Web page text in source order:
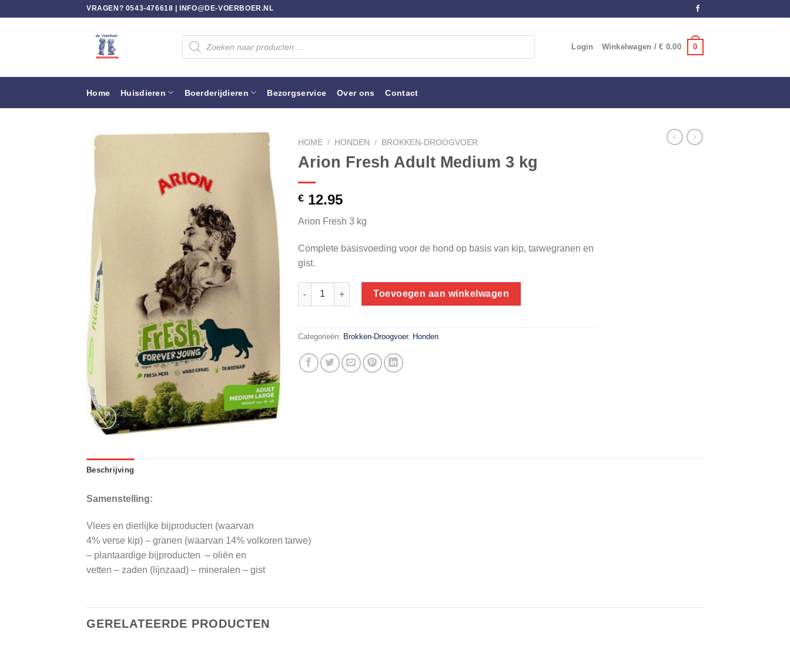
VRAGEN? 0543-476618 | INFO@DE-VOERBOER.NL
Producten
zoeken
Login Winkelwagen /€ 0.00 0
Home Huisdieren Boerderijdieren Bezorgservice Over ons Contact
HOME / HONDEN / BROKKEN-DROOGVOER
Arion Fresh Adult Medium 3 kg
€ 12.95
Arion Fresh 3 kg
Complete basisvoeding voor de hond op basis van kip, tarwegranen en
gist.
Arion Fresh Adult Medium 3 kg aantal
Toevoegen aan winkelwagen
Categorieën: Brokken-Droogvoer, Honden
Beschrijving
Samenstelling:
Vlees en dierlijke bijproducten (waarvan
4% verse kip) – granen (waarvan 14% volkoren tarwe)
– plantaardige bijproducten – oliën en
vetten – zaden (lijnzaad) – mineralen – gist
GERELATEERDE PRODUCTEN